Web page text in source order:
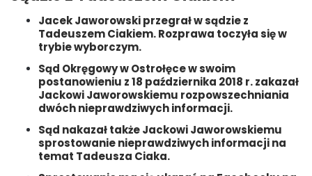
Jacek Jaworowski przegrał w sądzie z
Tadeuszem Ciakiem. Rozprawa toczyła się w
trybie wyborczym.
Sąd Okręgowy w Ostrołęce w swoim
postanowieniu z 18 października 2018 r. zakazał
Jackowi Jaworowskiemu rozpowszechniania
dwóch nieprawdziwych informacji.
Sąd nakazał także Jackowi Jaworowskiemu
sprostowanie nieprawdziwych informacji na
temat Tadeusza Ciaka.